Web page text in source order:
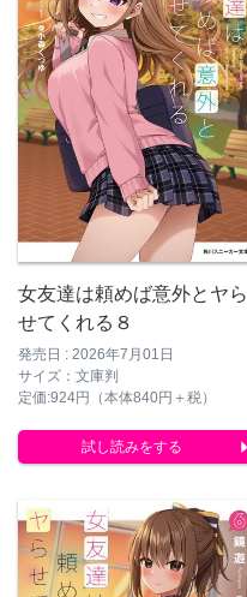
女友達は頼めば意外とヤら
せてくれる８
発売日 : 2026年7月01日
サイズ：文庫判
定価:924円（本体840円＋税）
試し読みをする